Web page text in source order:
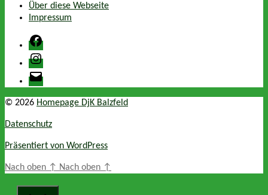
Über diese Webseite
Impressum
Facebook
Instagram
E-
Mail
© 2026 Homepage DjK Balzfeld
Datenschutz
Präsentiert von WordPress
Nach oben ↑ Nach oben ↑